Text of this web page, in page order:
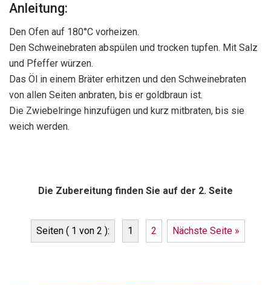
Anleitung:
Den Ofen auf 180°C vorheizen.
Den Schweinebraten abspülen und trocken tupfen. Mit Salz
und Pfeffer würzen.
Das Öl in einem Bräter erhitzen und den Schweinebraten
von allen Seiten anbraten, bis er goldbraun ist.
Die Zwiebelringe hinzufügen und kurz mitbraten, bis sie
weich werden.
Die Zubereitung finden Sie auf der 2. Seite
Seiten ( 1 von 2 ): 1 2 Nächste Seite »